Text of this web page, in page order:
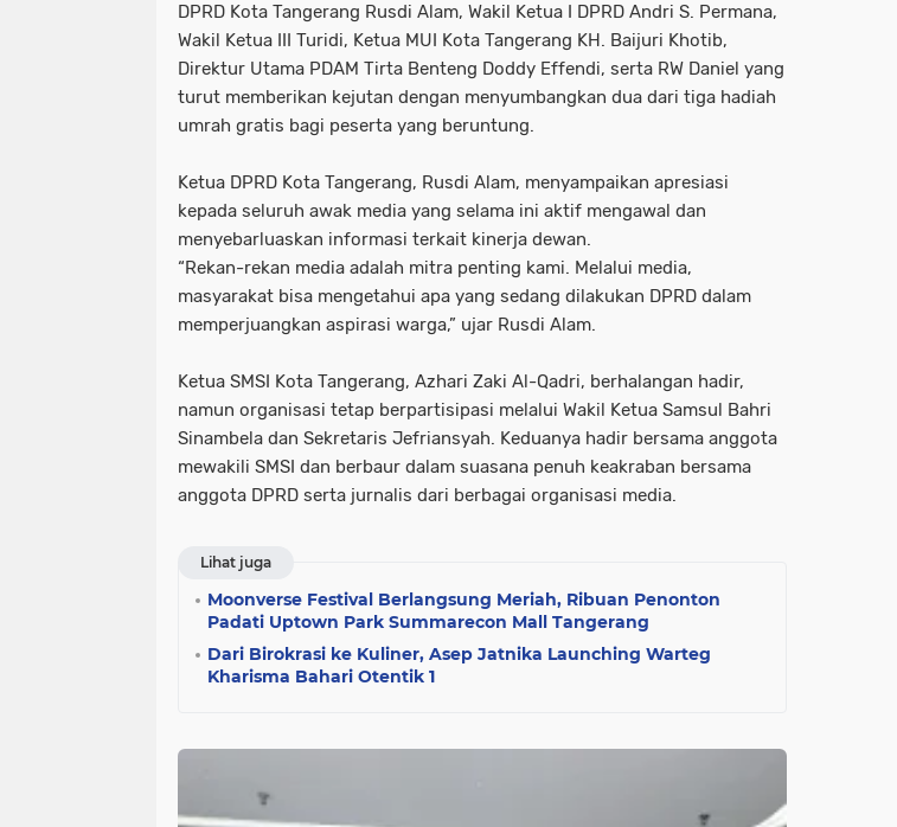
DPRD Kota Tangerang Rusdi Alam, Wakil Ketua I DPRD Andri S. Permana,
Wakil Ketua III Turidi, Ketua MUI Kota Tangerang KH. Baijuri Khotib,
Direktur Utama PDAM Tirta Benteng Doddy Effendi, serta RW Daniel yang
turut memberikan kejutan dengan menyumbangkan dua dari tiga hadiah
umrah gratis bagi peserta yang beruntung.
Ketua DPRD Kota Tangerang, Rusdi Alam, menyampaikan apresiasi
kepada seluruh awak media yang selama ini aktif mengawal dan
menyebarluaskan informasi terkait kinerja dewan.
“Rekan-rekan media adalah mitra penting kami. Melalui media,
masyarakat bisa mengetahui apa yang sedang dilakukan DPRD dalam
memperjuangkan aspirasi warga,” ujar Rusdi Alam.
Ketua SMSI Kota Tangerang, Azhari Zaki Al-Qadri, berhalangan hadir,
namun organisasi tetap berpartisipasi melalui Wakil Ketua Samsul Bahri
Sinambela dan Sekretaris Jefriansyah. Keduanya hadir bersama anggota
mewakili SMSI dan berbaur dalam suasana penuh keakraban bersama
anggota DPRD serta jurnalis dari berbagai organisasi media.
Lihat juga
Moonverse Festival Berlangsung Meriah, Ribuan Penonton
Padati Uptown Park Summarecon Mall Tangerang
Dari Birokrasi ke Kuliner, Asep Jatnika Launching Warteg
Kharisma Bahari Otentik 1